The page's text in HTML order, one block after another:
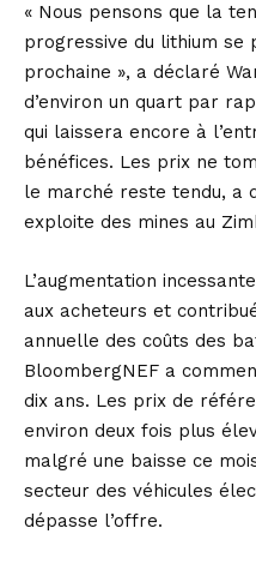
« Nous pensons que la
progressive du lithium se
prochaine », a déclaré
d’environ un quart par
qui laissera encore à
bénéfices. Les prix ne
le marché reste tendu, a
exploite des mines au
L’augmentation
aux acheteurs et
annuelle des coûts des
BloombergNEF a
dix ans. Les prix de
environ deux fois plus
malgré une baisse ce
secteur des véhicules
dépasse l’offre.